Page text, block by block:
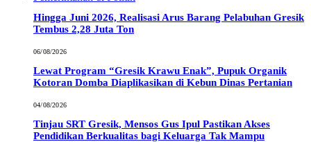
Hingga Juni 2026, Realisasi Arus Barang Pelabuhan Gresik
Tembus 2,28 Juta Ton
06/08/2026
Lewat Program “Gresik Krawu Enak”, Pupuk Organik
Kotoran Domba Diaplikasikan di Kebun Dinas Pertanian
04/08/2026
Tinjau SRT Gresik, Mensos Gus Ipul Pastikan Akses
Pendidikan Berkualitas bagi Keluarga Tak Mampu